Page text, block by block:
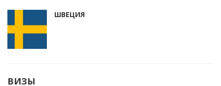
ШВЕЦИЯ
ВИЗЫ